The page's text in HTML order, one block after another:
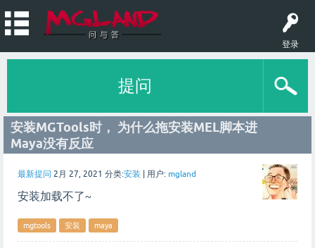
登录
提问
安装MGTools时， 为什么拖安装MEL脚本进
Maya没有反应
最新提问 2月 27, 2021 分类:安装 用户: mgland
安装加载不了~
mgtools 安装 maya